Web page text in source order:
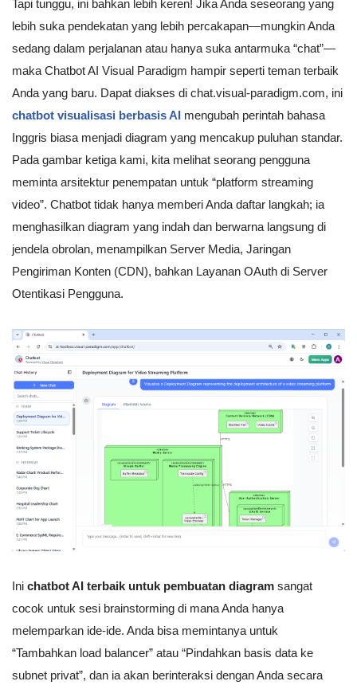
Tapi tunggu, ini bahkan lebih keren! Jika Anda seseorang yang
lebih suka pendekatan yang lebih percakapan—mungkin Anda
sedang dalam perjalanan atau hanya suka antarmuka “chat”—
maka Chatbot AI Visual Paradigm hampir seperti teman terbaik
Anda yang baru. Dapat diakses di chat.visual-paradigm.com, ini
chatbot visualisasi berbasis AI mengubah perintah bahasa
Inggris biasa menjadi diagram yang mencakup puluhan standar.
Pada gambar ketiga kami, kita melihat seorang pengguna
meminta arsitektur penempatan untuk “platform streaming
video”. Chatbot tidak hanya memberi Anda daftar langkah; ia
menghasilkan diagram yang indah dan berwarna langsung di
jendela obrolan, menampilkan Server Media, Jaringan
Pengiriman Konten (CDN), bahkan Layanan OAuth di Server
Otentikasi Pengguna.
Ini chatbot AI terbaik untuk pembuatan diagram sangat
cocok untuk sesi brainstorming di mana Anda hanya
melemparkan ide-ide. Anda bisa memintanya untuk
“Tambahkan load balancer” atau “Pindahkan basis data ke
subnet privat”, dan ia akan berinteraksi dengan Anda secara